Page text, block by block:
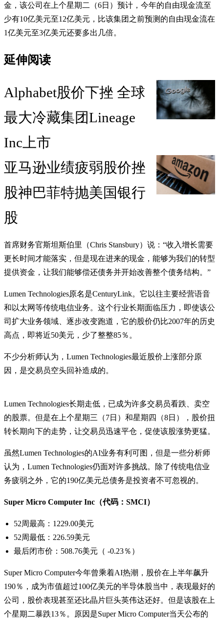
金，该公司在上个星期二（6日）预计，今年的自由现金流至
少有10亿美元至12亿美元，比该集团之前预测的自由现金流在
1亿美元至3亿美元还要多出几倍。
延伸阅读
Alphabet股价下挫 全球
最大冷藏集团Lineage
Inc上市
亚马逊业绩疲弱股价挫
股神巴菲特抛美国银行
股
首席财务官斯坦斯伯里（Chris Stansbury）说：“收入增长需要
更长时间才能落实，但是现在进来的现金，能够为我们的转型
提供资金，让我们能够偿还债务并开始改善整个债务结构。”
Lumen Technologies原名是CenturyLink。它以往主要经营语音
和以太网等传统电信业务。这个行业长期面临压力，即使该公
司扩大业务领域、逐步改变跑道，它的股价仍比2007年的历史
高点，即将近50美元，少了整整85％。
不少分析师认为，Lumen Technologies最近股价上涨部分原
因，是交易员空头回补造成的。
Lumen Technologies长期走低，已成为许多交易员看跌、卖空
的股票。但是在上个星期三（7日）和星期四（8日），股价扭
转长期向下的走势，让交易员迅速平仓，促使该股涨势更猛。
虽然Lumen Technologies的AI业务有利可图，但是一些分析师
认为，Lumen Technologies仍面对许多挑战。除了传统电信业
务疲弱之外，它的190亿美元总债务是投资者不可忽视的。
Super Micro Computer Inc（代码：SMCI）
52周最高：1229.00美元
52周最低：226.59美元
最后闭市价：508.76美元（ -0.23％）
Super Micro Computer今年曾乘着AI热潮，股价在上半年飙升
190％，成为市值超过100亿美元的半导体股当中，表现最好的
公司，股价表现甚至还比晶片巨头英伟达还好。但是该股在上
个星期二暴跌13％。原因是Super Micro Computer当天公布的